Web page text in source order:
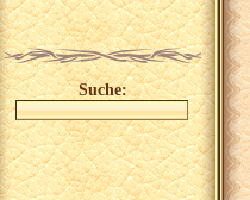
Suche: